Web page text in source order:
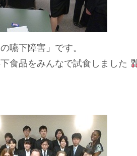
嚥下障害」です。
食品をみんなで試食しました